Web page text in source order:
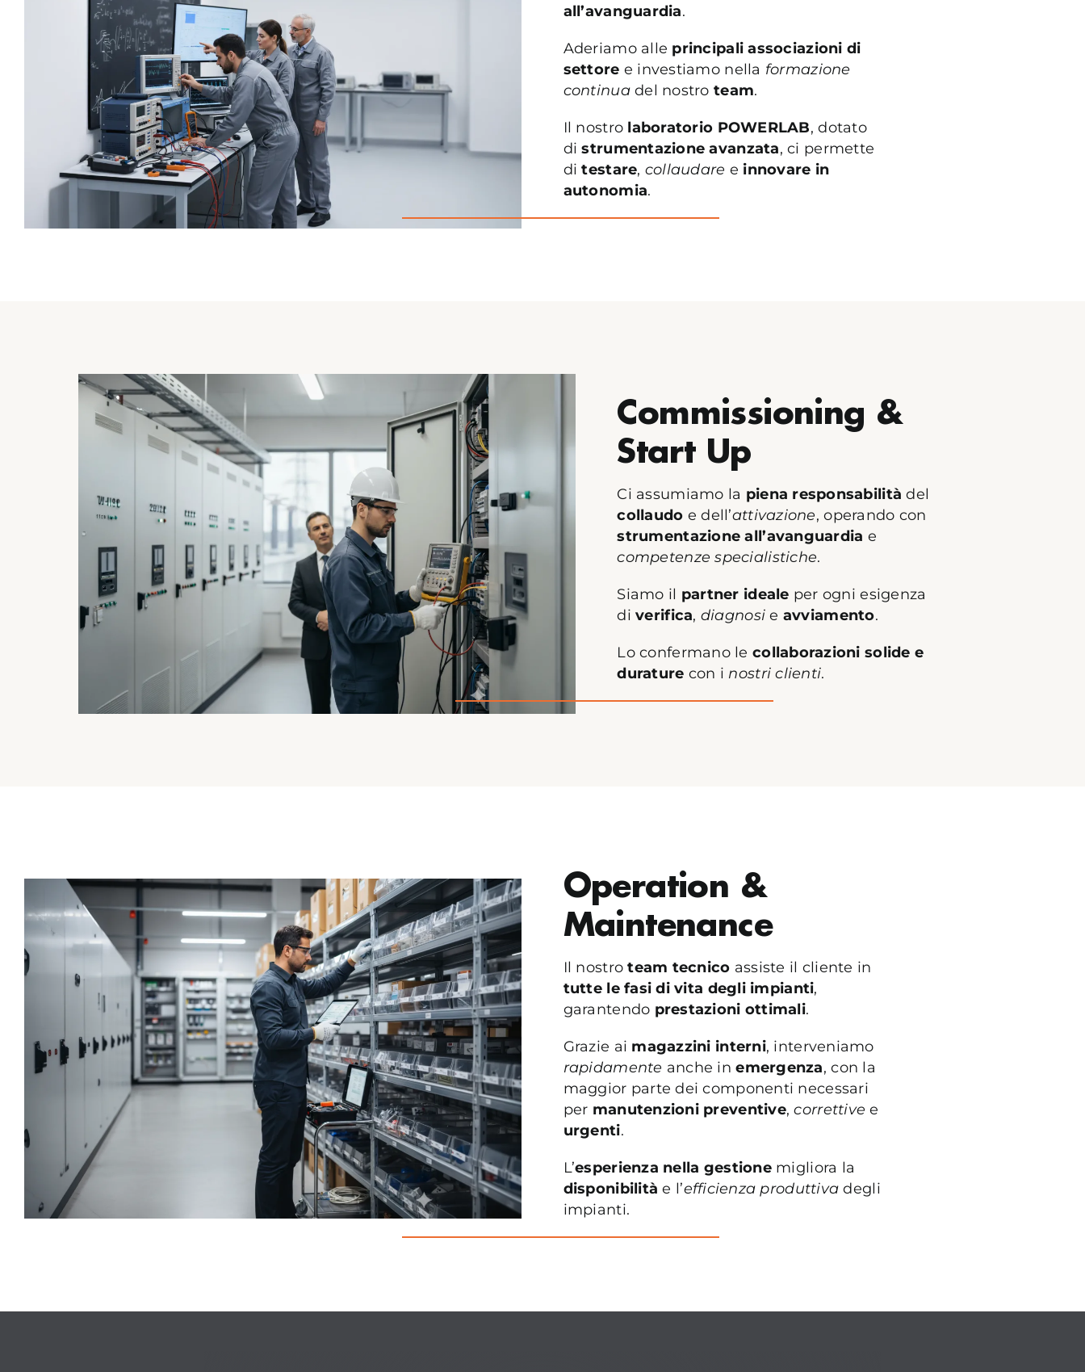
all’avanguardia.
Aderiamo alle principali associazioni di
settore e investiamo nella formazione
continuadel nostroteam.
Il nostro laboratorio POWERLAB, dotato
distrumentazione avanzata, ci permette
ditestare, collaudare e innovare in
autonomia.
Commissioning &
Start Up
Ci assumiamo la piena responsabilità del
collaudo e dell’attivazione, operando con
strumentazione all’avanguardia e
competenze specialistiche.
Siamo il partner ideale per ogni esigenza
diverifica, diagnosi e avviamento.
Lo confermano le collaborazioni solide e
durature con i nostri clienti.
Operation &
Maintenance
Il nostroteam tecnico assiste il cliente in
tutte le fasi di vita degli impianti,
garantendo prestazioni ottimali.
Grazie ai magazzini interni, interveniamo
rapidamente anche inemergenza, con la
maggior parte dei componenti necessari
per manutenzioni preventive,correttive e
urgenti.
L’esperienza nella gestionemigliora la
disponibilità e l’efficienza produttiva degli
impianti.